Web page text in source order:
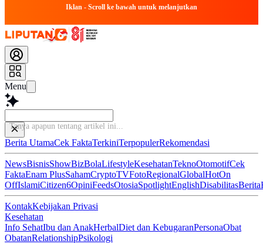
Iklan - Scroll ke bawah untuk melanjutkan
Menu
Tanya
Berita UtamaCek FaktaTerkiniTerpopulerRekomendasi
NewsBisnisShowBizBolaLifestyleKesehatanTeknoOtomotifCek
FaktaEnam PlusSahamCryptoTVFotoRegionalGlobalHotOn
OffIslamiCitizen6OpiniFeedsOtosiaSpotlightEnglishDisabilitasBerita
KontakKebijakan Privasi
Kesehatan
Info SehatIbu dan AnakHerbalDiet dan KebugaranPersonaObat
ObatanRelationshipPsikologi